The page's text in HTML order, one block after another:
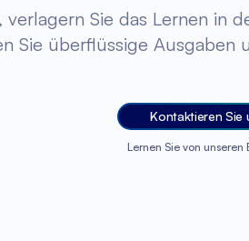
Sie das Lernen
Sie überflüssige
Kontaktieren Sie
Lernen Sie von unseren